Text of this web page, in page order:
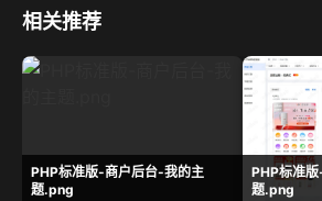
相关推荐
PHP标准版-商户后台-我的主
题.png
PHP标准
题.png